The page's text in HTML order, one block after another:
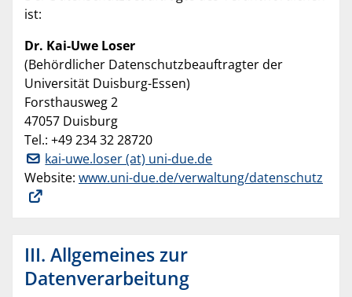
ist:
Dr. Kai-Uwe Loser
(Behördlicher Datenschutzbeauftragter der
Universität Duisburg-Essen)
Forsthausweg 2
47057 Duisburg
Tel.: +49 234 32 28720
kai-uwe.loser (at) uni-due.de
Website: www.uni-due.de/verwaltung/datenschutz
III. Allgemeines zur
Datenverarbeitung